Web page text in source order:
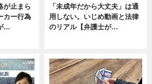
が止まら
カー行為
…
「未成年だから大丈夫」は通
用しない。いじめ動画と法律
のリアル【弁護士が…